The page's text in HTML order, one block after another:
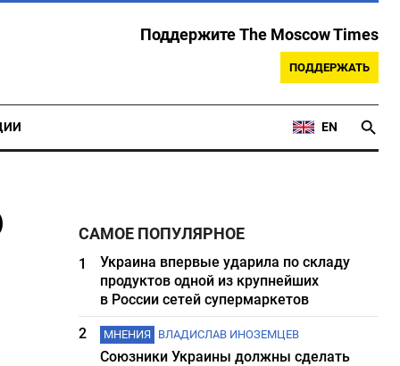
Поддержите The Moscow Times
ПОДДЕРЖАТЬ
EN
САМОЕ ПОПУЛЯРНОЕ
1
Украина впервые ударила по складу
продуктов одной из крупнейших
в России сетей супермаркетов
2
МНЕНИЯ ВЛАДИСЛАВ ИНОЗЕМЦЕВ
Союзники Украины должны сделать